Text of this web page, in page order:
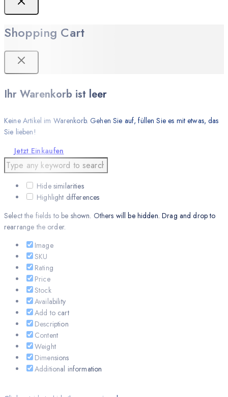
Shopping Cart
Ihr Warenkorb ist leer
Keine Artikel im Warenkorb. Gehen Sie auf, füllen Sie es mit etwas, das
Sie lieben!
Jetzt Einkaufen
Hide similarities
Highlight differences
Select the fields to be shown. Others will be hidden. Drag and drop to
rearrange the order.
Image
SKU
Rating
Price
Stock
Availability
Add to cart
Description
Content
Weight
Dimensions
Additional information